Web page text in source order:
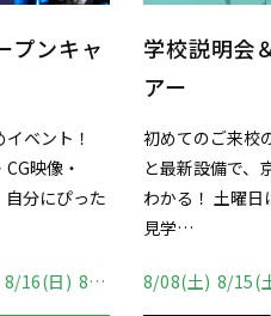
)
舎見学ツ
、最新校舎
ックがよく
際の授業も
8/22(土) 8/29(土) 9/05(土) 9/
AO入学説明
早めの進路を考
明会！
8/08(土) 8/15(
詳細を見る